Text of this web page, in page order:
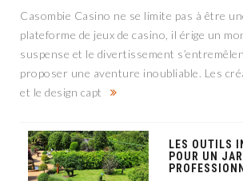
Casombie Casino ne se limite pas à être
plateforme de jeux de casino, il érige un
suspense et le divertissement
proposer une aventure inoubliable. Les
et le design capt
LES OUTILS
POUR UN